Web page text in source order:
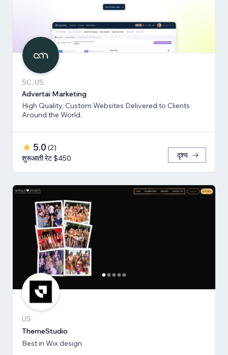
SC, US
Advertai Marketing
High Quality, Custom Websites Delivered to Clients
Around the World.
5.0 (2)
शुरूआती रेट $450
दृश्य
US
ThemeStudio
Best in Wix design